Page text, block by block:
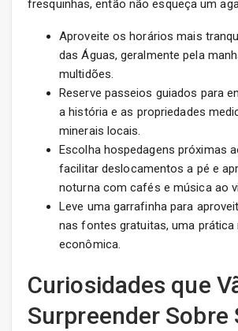
fresquinhas, então não esqueça um
Aproveite os horários mais
das Águas, geralmente pela
multidões.
Reserve passeios guiados para
a história e as propriedades
minerais locais.
Escolha hospedagens próximas
facilitar deslocamentos a pé e
noturna com cafés e música ao
Leve uma garrafinha para
nas fontes gratuitas, uma
econômica.
Curiosidades que
Surpreender Sobre